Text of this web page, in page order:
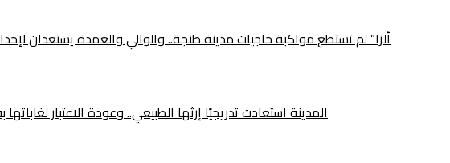
“ألزا” لم تستطع مواكبة حاجيات مدينة طنجة.. والوالي والعمدة يستعدان
المدينة استعادت تدريجيًا إرثها الطبيعي.. وعودة الاعتبار